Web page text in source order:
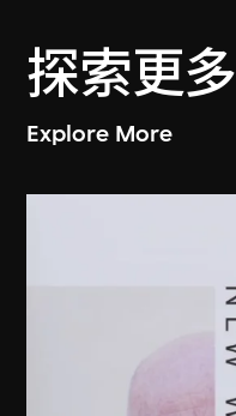
探索更多
Explore More